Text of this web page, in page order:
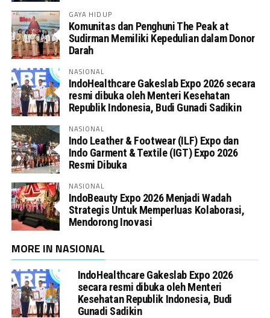
GAYA HIDUP
Komunitas dan Penghuni The Peak at
Sudirman Memiliki Kepedulian dalam Donor
Darah
NASIONAL
IndoHealthcare Gakeslab Expo 2026 secara
resmi dibuka oleh Menteri Kesehatan
Republik Indonesia, Budi Gunadi Sadikin
NASIONAL
Indo Leather & Footwear (ILF) Expo dan
Indo Garment & Textile (IGT) Expo 2026
Resmi Dibuka
NASIONAL
IndoBeauty Expo 2026 Menjadi Wadah
Strategis Untuk Memperluas Kolaborasi,
Mendorong Inovasi
MORE IN NASIONAL
IndoHealthcare Gakeslab Expo 2026
secara resmi dibuka oleh Menteri
Kesehatan Republik Indonesia, Budi
Gunadi Sadikin